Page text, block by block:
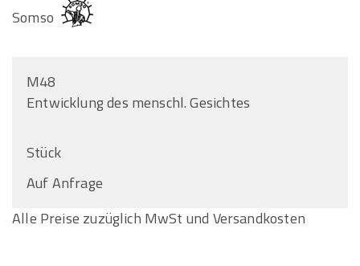
Somso
M48
Entwicklung des menschl. Gesichtes
Stück
Auf Anfrage
Alle Preise zuzüglich MwSt und Versandkosten